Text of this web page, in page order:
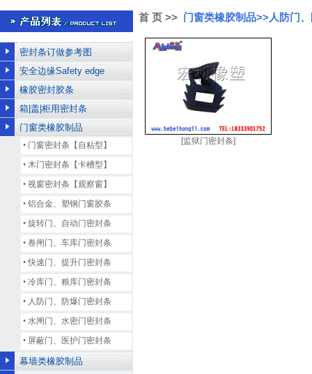
密封条订做参考图
安全边缘Safety edge
橡胶密封胶条
箱|盖|柜用密封条
门窗类橡胶制品
• 门窗密封条【自粘型】
• 木门密封条【卡槽型】
• 视窗密封条【观察窗】
• 铝合金、塑钢门窗胶条
• 旋转门、自动门密封条
• 卷闸门、车库门密封条
•快速门、提升门密封条
• 冷库门、粮库门密封条
• 人防门、防爆门密封条
• 水闸门、水密门密封条
• 屏蔽门、医护门密封条
幕墙类橡胶制品
首 页 >> 门窗类橡胶制品>>人防门
[监狱门密封条]